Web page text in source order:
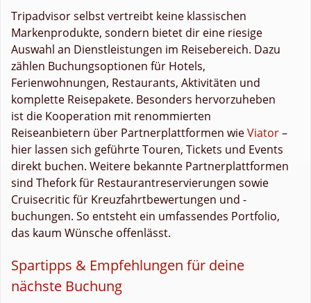
Tripadvisor selbst vertreibt keine klassischen
Markenprodukte, sondern bietet dir eine riesige
Auswahl an Dienstleistungen im Reisebereich. Dazu
zählen Buchungsoptionen für Hotels,
Ferienwohnungen, Restaurants, Aktivitäten und
komplette Reisepakete. Besonders hervorzuheben
ist die Kooperation mit renommierten
Reiseanbietern über Partnerplattformen wieViator–
hier lassen sich geführte Touren, Tickets und Events
direkt buchen. Weitere bekannte Partnerplattformen
sind Thefork für Restaurantreservierungen sowie
Cruisecritic für Kreuzfahrtbewertungen und -
buchungen. So entsteht ein umfassendes Portfolio,
das kaum Wünsche offenlässt.
Spartipps & Empfehlungen für deine
nächste Buchung